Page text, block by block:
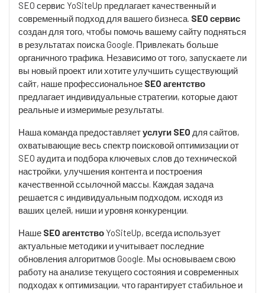
SEO сервис YoSiteUp предлагает качественный и
современный подход для вашего бизнеса. SEO сервис
создан для того, чтобы помочь вашему сайту подняться
в результатах поиска Google. Привлекать больше
органичного трафика. Независимо от того, запускаете ли
вы новый проект или хотите улучшить существующий
сайт, наше профессиональное SEO агентство
предлагает индивидуальные стратегии, которые дают
реальные и измеримые результаты.
Наша команда предоставляетуслуги SEO для сайтов,
охватывающие весь спектр поисковой оптимизации от
SEO аудита и подбора ключевых слов до технической
настройки, улучшения контента и построения
качественной ссылочной массы. Каждая задача
решается с индивидуальным подходом, исходя из
ваших целей, ниши и уровня конкуренции.
Наше SEO агентство YoSiteUp, всегда использует
актуальные методики и учитывает последние
обновления алгоритмов Google. Мы основываем свою
работу на анализе текущего состояния и современных
подходах к оптимизации, что гарантирует стабильное и